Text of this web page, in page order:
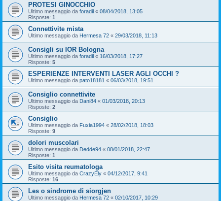
PROTESI GINOCCHIO
Ultimo messaggio da foradil « 08/04/2018, 13:05
Risposte: 1
Connettivite mista
Ultimo messaggio da Hermesa 72 « 29/03/2018, 11:13
Consigli su IOR Bologna
Ultimo messaggio da foradil « 16/03/2018, 17:27
Risposte: 5
ESPERIENZE INTERVENTI LASER AGLI OCCHI ?
Ultimo messaggio da pato18181 « 06/03/2018, 19:51
Consiglio connettivite
Ultimo messaggio da Dani84 « 01/03/2018, 20:13
Risposte: 2
Consiglio
Ultimo messaggio da Fuxia1994 « 28/02/2018, 18:03
Risposte: 9
dolori muscolari
Ultimo messaggio da Dedde94 « 08/01/2018, 22:47
Risposte: 1
Esito visita reumatologa
Ultimo messaggio da CrazyEly « 04/12/2017, 9:41
Risposte: 16
Les o sindrome di siorgjen
Ultimo messaggio da Hermesa 72 « 02/10/2017, 10:29